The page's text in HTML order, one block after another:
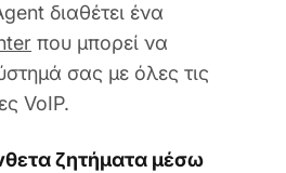
διαθέτει ένα
που μπορεί να
σας με όλες τις
VoIP.
ζητήματα μέσω